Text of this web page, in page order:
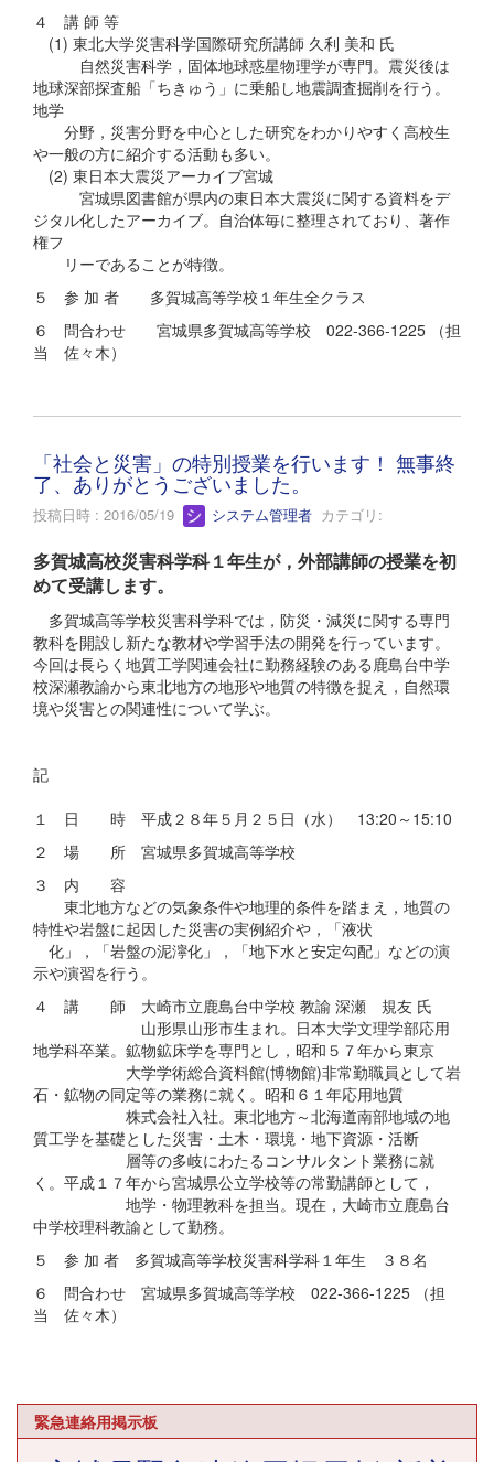
４ 講 師 等
(1) 東北大学災害科学国際研究所講師 久利 美和 氏
自然災害科学，固体地球惑星物理学が専門。震災後は
地球深部探査船「ちきゅう」に乗船し地震調査掘削を行う。
地学
分野，災害分野を中心とした研究をわかりやすく高校生
や一般の方に紹介する活動も多い。
(2) 東日本大震災アーカイブ宮城
宮城県図書館が県内の東日本大震災に関する資料をデ
ジタル化したアーカイブ。自治体毎に整理されており、著作
権フ
リーであることが特徴。
５ 参 加 者 多賀城高等学校１年生全クラス
６ 問合わせ 宮城県多賀城高等学校 022-366-1225 （担
当 佐々木）
「社会と災害」の特別授業を行います！ 無事終
了、ありがとうございました。
投稿日時 : 2016/05/19 システム管理者 カテゴリ:
多賀城高校災害科学科１年生が，外部講師の授業を初
めて受講します。
多賀城高等学校災害科学科では，防災・減災に関する専門
教科を開設し新たな教材や学習手法の開発を行っています。
今回は長らく地質工学関連会社に勤務経験のある鹿島台中学
校深瀬教諭から東北地方の地形や地質の特徴を捉え，自然環
境や災害との関連性について学ぶ。
記
１ 日 時 平成２８年５月２５日（水） 13:20～15:10
２ 場 所 宮城県多賀城高等学校
３ 内 容
東北地方などの気象条件や地理的条件を踏まえ，地質の
特性や岩盤に起因した災害の実例紹介や，「液状
化」，「岩盤の泥濘化」，「地下水と安定勾配」などの演
示や演習を行う。
４ 講 師 大崎市立鹿島台中学校 教諭 深瀬 規友 氏
山形県山形市生まれ。日本大学文理学部応用
地学科卒業。鉱物鉱床学を専門とし，昭和５７年から東京
大学学術総合資料館(博物館)非常勤職員として岩
石・鉱物の同定等の業務に就く。昭和６１年応用地質
株式会社入社。東北地方～北海道南部地域の地
質工学を基礎とした災害・土木・環境・地下資源・活断
層等の多岐にわたるコンサルタント業務に就
く。平成１７年から宮城県公立学校等の常勤講師として，
地学・物理教科を担当。現在，大崎市立鹿島台
中学校理科教諭として勤務。
５ 参 加 者 多賀城高等学校災害科学科１年生 ３８名
６ 問合わせ 宮城県多賀城高等学校 022-366-1225 （担
当 佐々木）
緊急連絡用掲示板